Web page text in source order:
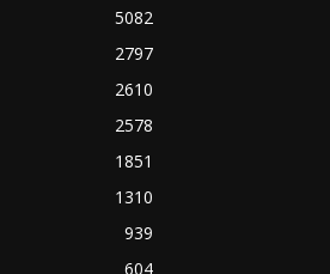
5082
2797
2610
2578
1851
1310
939
604